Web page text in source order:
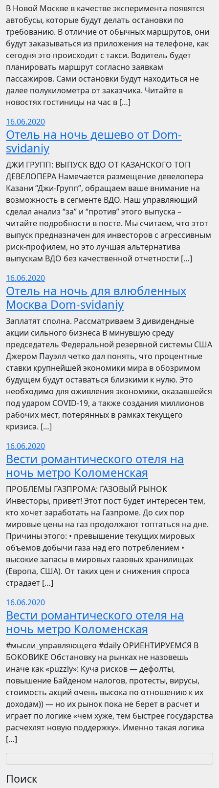
В Новой Москве в качестве эксперимента появятся
автобусы, которые будут делать остановки по
требованию. В отличие от обычных маршрутов, они
будут заказываться из приложения на телефоне, как
сегодня это происходит с такси. Водитель будет
планировать маршрут согласно заявкам
пассажиров. Сами остановки будут находиться не
далее полукилометра от заказчика. Читайте в
новостях гостиницы на час в […]
16.06.2020
Отель на ночь дешево от Dom-
svidaniy
​​ДЖИ ГРУПП: ВЫПУСК ВДО ОТ КАЗАНСКОГО ТОП
ДЕВЕЛОПЕРА Намечается размещение девелопера
Казани “Джи-Групп”, обращаем ваше внимание на
возможность в сегменте ВДО. Наш управляющий
сделал анализ “за” и “против” этого выпуска –
читайте подробности в посте. Мы считаем, что этот
выпуск предназначен для инвесторов с агрессивным
риск-профилем, но это лучшая альтернатива
выпускам ВДО без качественной отчетности […]
16.06.2020
Отель на ночь для влюбленных
Москва Dom-svidaniy
Заплатят сполна. Рассматриваем 3 дивидендные
акции сильного бизнеса В минувшую среду
председатель Федеральной резервной системы США
Джером Пауэлл четко дал понять, что процентные
ставки крупнейшей экономики мира в обозримом
будущем будут оставаться близкими к нулю. Это
необходимо для оживления экономики, оказавшейся
под ударом COVID-19, а также создания миллионов
рабочих мест, потерянных в рамках текущего
кризиса. […]
16.06.2020
Вести романтического отеля на
ночь метро Коломенская
ПРОБЛЕМЫ ГАЗПРОМА: ГАЗОВЫЙ РЫНОК
Инвесторы, привет! Этот пост будет интересен тем,
кто хочет заработать на Газпроме. До сих пор
мировые цены на газ продолжают топтаться на дне.
Причины этого: • превышение текущих мировых
объемов добычи газа над его потреблением •
высокие запасы в мировых газовых хранилищах
(Европа, США). От таких цен и снижения спроса
страдает […]
16.06.2020
Вести романтического отеля на
ночь метро Коломенская
​​#мысли_управляющего #daily ОРИЕНТИРУЕМСЯ В
БОКОВИКЕ Обстановку на рынках не назовешь
иначе как «puzzly»: Куча рисков — дефолты,
повышение Байденом налогов, протесты, вирусы,
стоимость акций очень высока по отношению к их
доходам)) — но их рынок пока не берет в расчет и
играет по логике «чем хуже, тем быстрее государства
расчехлят новую поддержку». Именно такая логика
[…]
Поиск